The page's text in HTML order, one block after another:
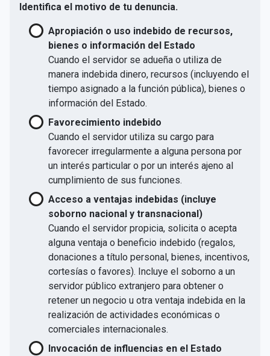
Identifica el motivo de tu denuncia.
Apropiación o uso indebido de recursos,
bienes o información del Estado
Cuando el servidor se adueña o utiliza de
manera indebida dinero, recursos (incluyendo el
tiempo asignado a la función pública), bienes o
información del Estado.
Favorecimiento indebido
Cuando el servidor utiliza su cargo para
favorecer irregularmente a alguna persona por
un interés particular o por un interés ajeno al
cumplimiento de sus funciones.
Acceso a ventajas indebidas (incluye
soborno nacional y transnacional)
Cuando el servidor propicia, solicita o acepta
alguna ventaja o beneficio indebido (regalos,
donaciones a título personal, bienes, incentivos,
cortesías o favores). Incluye el soborno a un
servidor público extranjero para obtener o
retener un negocio u otra ventaja indebida en la
realización de actividades económicas o
comerciales internacionales.
Invocación de influencias en el Estado